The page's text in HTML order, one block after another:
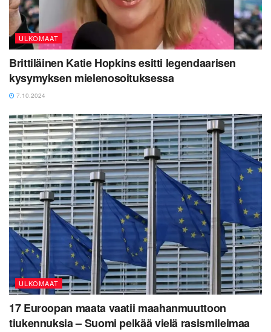
ULKOMAAT
Brittiläinen Katie Hopkins esitti legendaarisen
kysymyksen mielenosoituksessa
7.10.2024
ULKOMAAT
17 Euroopan maata vaatii maahanmuuttoon
tiukennuksia – Suomi pelkää vielä rasismileimaa